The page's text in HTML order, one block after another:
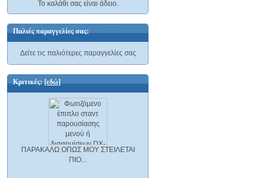
Το καλάθι σας είναι άδειο.
Παλιές παραγγελίες σας:
Δείτε τις παλιότερες παραγγελίες σας
Κριτικές:[εδώ]
ΠΑΡΑΚΑΛΩ ΟΠΩΣ ΜΟΥ ΣΤΕΙΛΕΤΑΙ
ΠΙΟ...